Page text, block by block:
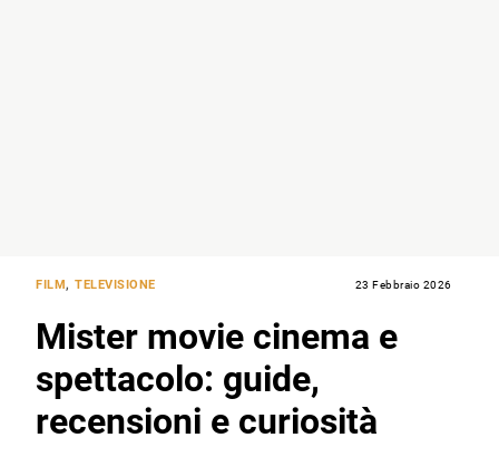
FILM,TELEVISIONE 23 Febbraio 2026
Mister movie cinema e
spettacolo: guide,
recensioni e curiosità